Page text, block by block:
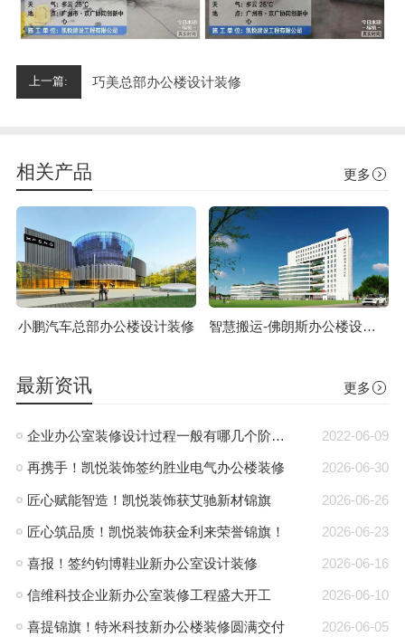
上一篇: 巧美总部办公楼设计装修
相关产品 更多
小鹏汽车总部办公楼设计装修 智慧搬运-佛朗斯办公楼设计装修
最新资讯 更多
2022-06-09
企业办公室装修设计过程一般有哪几个阶段?
2026-06-30
再携手！凯悦装饰签约胜业电气办公楼装修
2026-06-26
匠心赋能智造！凯悦装饰获艾驰新材锦旗
2026-06-23
匠心筑品质！凯悦装饰获金利来荣誉锦旗！
2026-06-16
喜报！签约钧博鞋业新办公室设计装修
2026-06-10
信维科技企业新办公室装修工程盛大开工
2026-06-05
喜提锦旗！特米科技新办公楼装修圆满交付